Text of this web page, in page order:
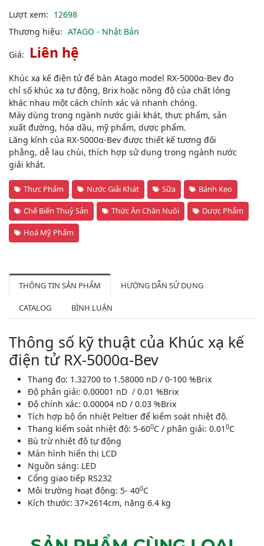
Lượt xem: 12698
Thương hiệu: ATAGO - Nhật Bản
Giá: Liên hệ
Khúc xạ kế điện tử để bàn Atago model RX-5000α-Bev đo
chỉ số khúc xạ tự động, Brix hoặc nồng độ của chất lỏng
khác nhau một cách chính xác và nhanh chóng.
Máy dùng trong ngành nước giải khát, thực phẩm, sản
xuất đường, hóa dầu, mỹ phẩm, dược phẩm.
Lăng kính của RX-5000α-Bev được thiết kế tương đối
phẳng, dễ lau chùi, thích hợp sử dụng trong ngành nước
giải khát.
Thực Phẩm Nước Giải Khát Sữa Bánh Kẹo
Chế Biến Thuỷ Sản Thức Ăn Chăn Nuôi Dược Phẩm
Hoá Mỹ Phẩm
THÔNG TIN SẢN PHẨM HƯỚNG DẪN SỬ DỤNG
CATALOG BÌNH LUẬN
Thông số kỹ thuật của Khúc xạ kế
điện tử RX-5000α-Bev
Thang đo: 1.32700 to 1.58000 nD / 0-100 %Brix
Độ phân giải: 0.00001 nD / 0.01 %Brix
Độ chính xác: 0.00004 nD / 0.03 %Brix
Tích hợp bộ ổn nhiệt Peltier để kiểm soát nhiệt độ.
Thang kiểm soát nhiệt độ: 5-600C / phân giải: 0.01 0C
Bù trừ nhiệt độ tự động
Màn hình hiển thị LCD
Nguồn sáng: LED
Cổng giao tiếp RS232
Môi trường hoạt động: 5- 400C
Kích thước: 37×2614cm, nặng 6.4 kg